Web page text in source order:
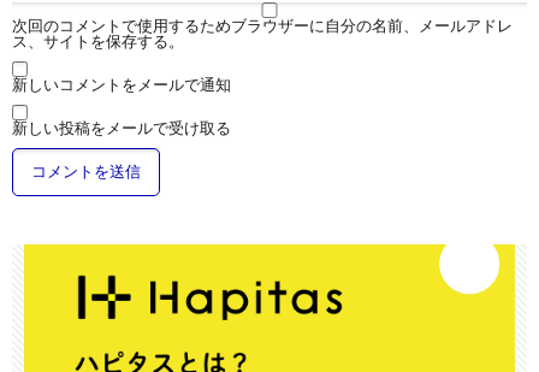
次回のコメントで使用するためブラウザーに自分の名前、メールアドレ
ス、サイトを保存する。
新しいコメントをメールで通知
新しい投稿をメールで受け取る